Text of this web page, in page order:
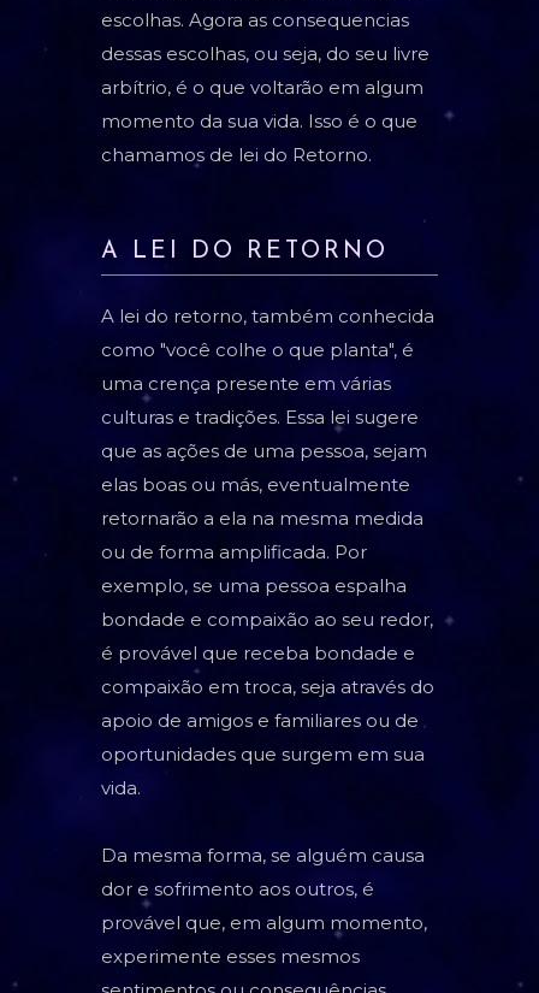
escolhas. Agora as consequencias
dessas escolhas, ou seja, do seu livre
arbítrio, é o que voltarão em algum
momento da sua vida. Isso é o que
chamamos de lei do Retorno.
A LEI DO RETORNO
A lei do retorno, também conhecida
como "você colhe o que planta", é
uma crença presente em várias
culturas e tradições. Essa lei sugere
que as ações de uma pessoa, sejam
elas boas ou más, eventualmente
retornarão a ela na mesma medida
ou de forma amplificada. Por
exemplo, se uma pessoa espalha
bondade e compaixão ao seu redor,
é provável que receba bondade e
compaixão em troca, seja através do
apoio de amigos e familiares ou de
oportunidades que surgem em sua
vida.
Da mesma forma, se alguém causa
dor e sofrimento aos outros, é
provável que, em algum momento,
experimente esses mesmos